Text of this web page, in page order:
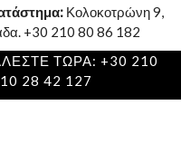
Κολοκοτρώνη 9,
+30 210 80 86 182
ΤΩΡΑ: +30 210
28 42 127